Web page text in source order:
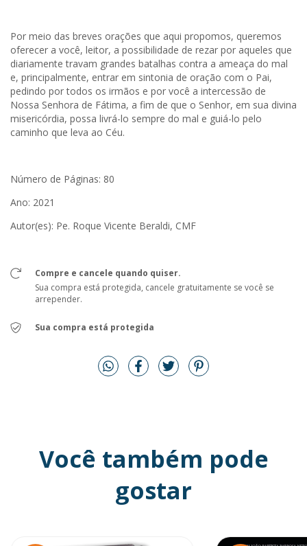
Por meio das breves orações que aqui propomos, queremos
oferecer a você, leitor, a possibilidade de rezar por aqueles que
diariamente travam grandes batalhas contra a ameaça do mal
e, principalmente, entrar em sintonia de oração com o Pai,
pedindo por todos os irmãos e por você a intercessão de
Nossa Senhora de Fátima, a fim de que o Senhor, em sua divina
misericórdia, possa livrá-lo sempre do mal e guiá-lo pelo
caminho que leva ao Céu.
Número de Páginas: 80
Ano: 2021
Autor(es): Pe. Roque Vicente Beraldi, CMF
Compre e cancele quando quiser.
Sua compra está protegida, cancele gratuitamente se você se
arrepender.
Sua compra está protegida
Você também pode
gostar